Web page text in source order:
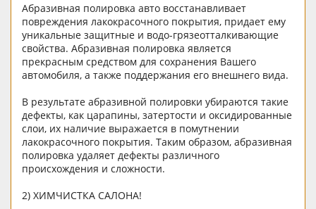
Абразивная полировка авто восстанавливает
повреждения лакокрасочного покрытия, придает ему
уникальные защитные и водо-грязеотталкивающие
свойства. Абразивная полировка является
прекрасным средством для сохранения Вашего
автомобиля, а также поддержания его внешнего вида.
В результате абразивной полировки убираются такие
дефекты, как царапины, затертости и оксидированные
слои, их наличие выражается в помутнении
лакокрасочного покрытия. Таким образом, абразивная
полировка удаляет дефекты различного
происхождения и сложности.
2) ХИМЧИСТКА САЛОНА!